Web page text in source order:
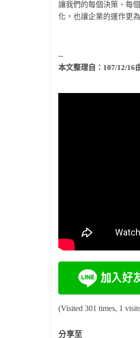
讓我們的每個決策、每
化，也讓企業的運作更
--
本文整理自：107/12/16
(Visited 301 times, 1
分享至